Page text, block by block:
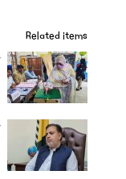
Related items